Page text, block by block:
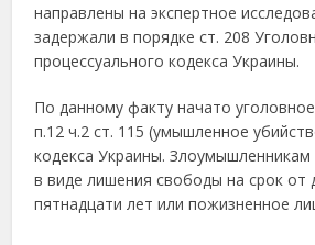
направлены на экспертное
задержали в порядке ст. 208
процессуального кодекса Украины.
По данному факту начато
п.12 ч.2 ст. 115 (умышленное
кодекса Украины. Злоумышленникам
в виде лишения свободы на срок от
пятнадцати лет или пожизненное